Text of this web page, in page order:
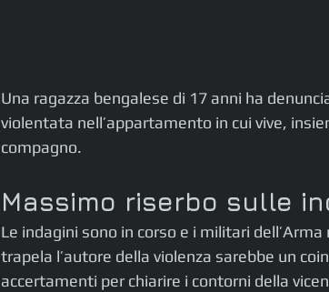
Una ragazza bengalese di 17 anni ha
violentata nell’appartamento in cui vive,
compagno.
Massimo riserbo sulle
Le indagini sono in corso e i militari
trapela l’autore della violenza sarebbe un
accertamenti per chiarire i contorni della